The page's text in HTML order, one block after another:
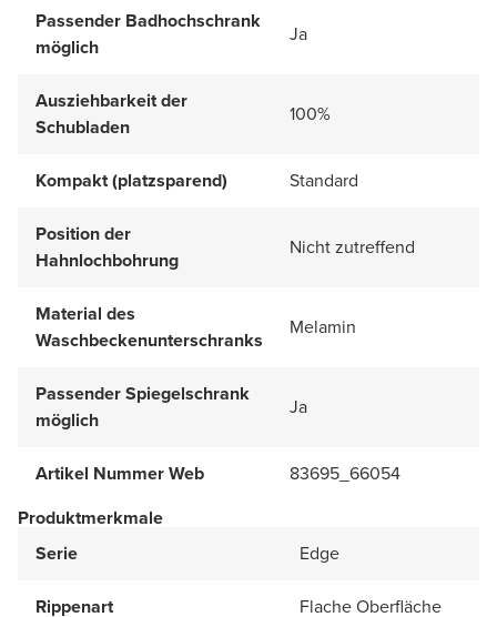
Passender Badhochschrank
möglich
Ja
Ausziehbarkeit der
Schubladen
100%
Kompakt (platzsparend) Standard
Position der
Hahnlochbohrung
Nicht zutreffend
Material des
Waschbeckenunterschranks
Melamin
Passender Spiegelschrank
möglich
Ja
Artikel Nummer Web
83695_66054
Produktmerkmale
Serie
Edge
Rippenart Flache Oberfläche